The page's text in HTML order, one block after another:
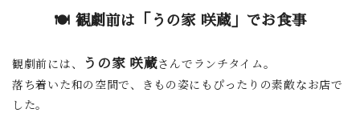
🍽 観劇前は「うの家 咲蔵」でお食事
観劇前には、 うの家 咲蔵さんでランチタイム。
落ち着いた和の空間で、きもの姿にもぴったりの素敵なお店で
した。